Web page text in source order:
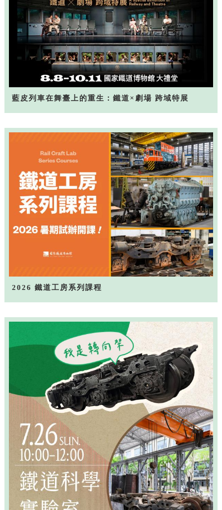
藍皮列車在舞臺上的重生：鐵道×劇場 跨域特展
2026 鐵道工房系列課程